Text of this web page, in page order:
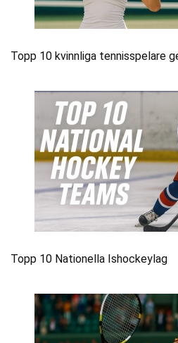
Topp 10 kvinnliga tennisspelare
Topp 10 Nationella Ishockeylag